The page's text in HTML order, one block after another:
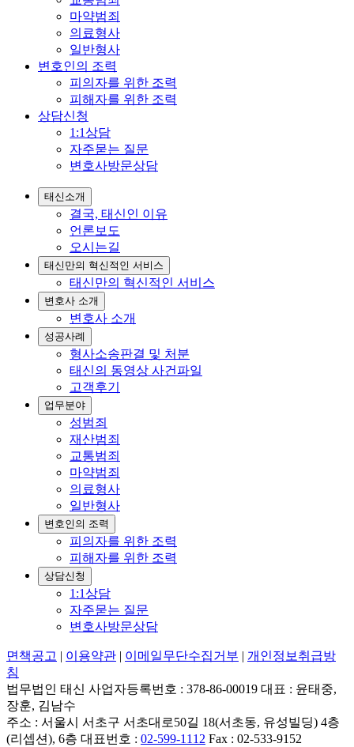
마약범죄
의료형사
일반형사
변호인의 조력
피의자를 위한 조력
피해자를 위한 조력
상담신청
1:1상담
자주묻는 질문
변호사방문상담
태신소개
결국, 태신인 이유
언론보도
오시는길
태신만의 혁신적인 서비스
태신만의 혁신적인 서비스
변호사 소개
변호사 소개
성공사례
형사소송판결 및 처분
태신의 동영상 사건파일
고객후기
업무분야
성범죄
재산범죄
교통범죄
마약범죄
의료형사
일반형사
변호인의 조력
피의자를 위한 조력
피해자를 위한 조력
상담신청
1:1상담
자주묻는 질문
변호사방문상담
면책공고 | 이용약관 | 이메일무단수집거부 | 개인정보취급방
침
법무법인 태신 사업자등록번호 : 378-86-00019 대표 : 윤태중,
장훈, 김남수
주소 : 서울시 서초구 서초대로50길 18(서초동, 유성빌딩) 4층
(리셉션), 6층 대표번호 : 02-599-1112 Fax : 02-533-9152